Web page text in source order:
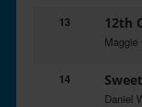
13 12th
Maggie
14
Daniel